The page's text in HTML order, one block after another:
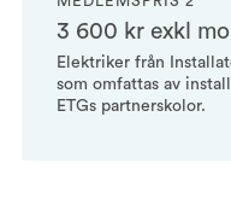
3 600 kr exkl
Elektriker från
som omfattas av
ETGs partnerskolor.